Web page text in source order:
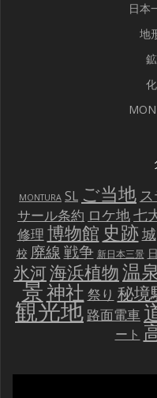
日本
地
MONTURA SL ご当地
サール条約 ロケ地七
修理 博物館 史跡城
校 廃線戦争 新日本三景
氷河海浜植物温
景神社 祭り 秘境
観光地 路面電車
ート